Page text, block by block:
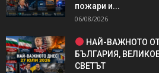
пожари и...
06/08/2026
НАЙ-ВАЖНОТО
БЪЛГАРИЯ,
СВЕТЪТ